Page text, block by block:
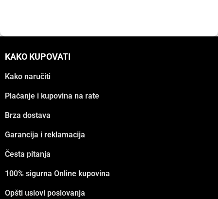
KAKO KUPOVATI
Kako naručiti
Plaćanje i kupovina na rate
Brza dostava
Garancija i reklamacija
Česta pitanja
100% sigurna Online kupovina
Opšti uslovi poslovanja